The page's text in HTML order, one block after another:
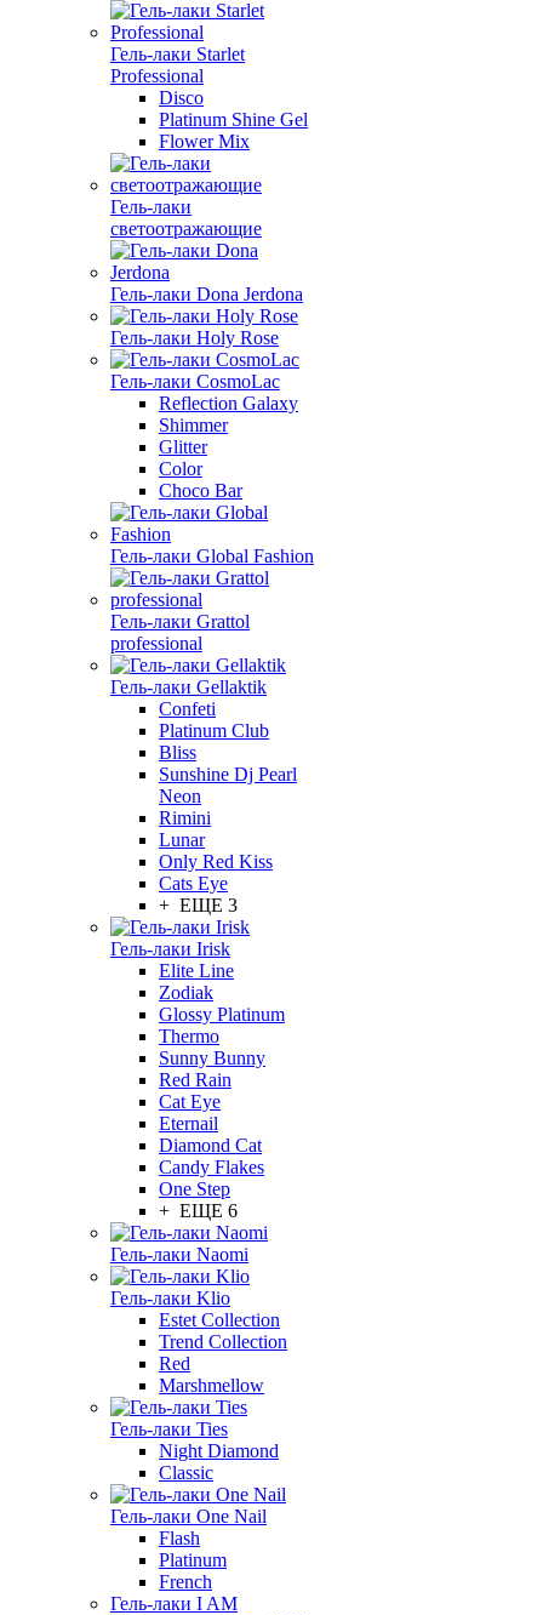
Гель-лаки Starlet
Professional
Disco
Platinum Shine Gel
Flower Mix
Гель-лаки
светоотражающие
Гель-лаки Dona Jerdona
Гель-лаки Holy Rose
Гель-лаки CosmoLac
Reflection Galaxy
Shimmer
Glitter
Color
Choco Bar
Гель-лаки Global Fashion
Гель-лаки Grattol
professional
Гель-лаки Gellaktik
Confeti
Platinum Club
Bliss
Sunshine Dj Pearl
Neon
Rimini
Lunar
Only Red Kiss
Cats Eye
+ ЕЩЕ 3
Гель-лаки Irisk
Elite Line
Zodiak
Glossy Platinum
Thermo
Sunny Bunny
Red Rain
Cat Eye
Eternail
Diamond Cat
Candy Flakes
One Step
+ ЕЩЕ 6
Гель-лаки Naomi
Гель-лаки Klio
Estet Collection
Trend Collection
Red
Marshmellow
Гель-лаки Ties
Night Diamond
Classic
Гель-лаки One Nail
Flash
Platinum
French
Гель-лаки I AM